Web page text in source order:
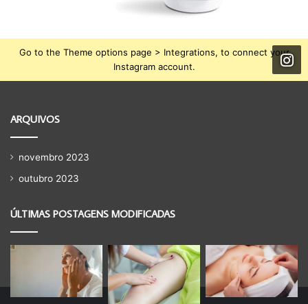
Go to the Theme options page > Integrations, to connect your
Instagram account.
ARQUIVOS
novembro 2023
outubro 2023
ÚLTIMAS POSTAGENS MODIFICADAS